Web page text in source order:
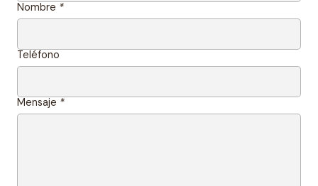
Nombre *
Teléfono
Mensaje *